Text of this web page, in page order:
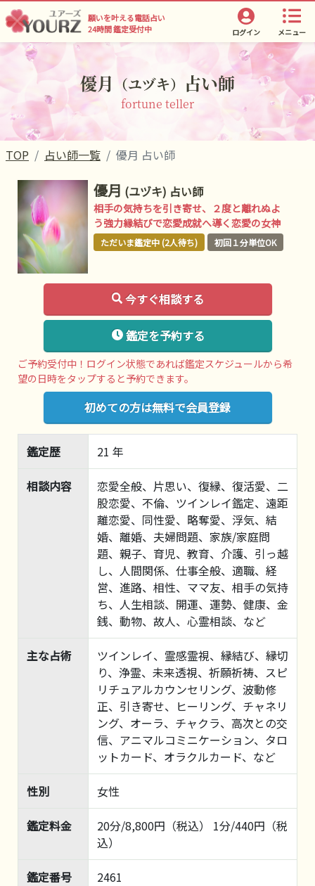
メニュー
願いを叶える電話占い
24時間 鑑定受付中
ログイン
優月 （ユヅキ） 占い師
fortune teller
TOP 占い師一覧 優月 占い師
優月 (ユヅキ) 占い師
相手の気持ちを引き寄せ、２度と離れぬよ
う強力縁結びで恋愛成就へ導く恋愛の女神
ただいま鑑定中 (2人待ち) 初回１分単位OK
今すぐ相談する
鑑定を予約する
ご予約受付中！ログイン状態であれば鑑定スケジュールから希
望の日時をタップすると予約できます。
初めての方は無料で会員登録
鑑定歴 21 年
相談内容
恋愛全般、片思い、復縁、復活愛、二
股恋愛、不倫、ツインレイ鑑定、遠距
離恋愛、同性愛、略奪愛、浮気、結
婚、離婚、夫婦問題、家族/家庭問
題、親子、育児、教育、介護、引っ越
し、人間関係、仕事全般、適職、経
営、進路、相性、ママ友、相手の気持
ち、人生相談、開運、運勢、健康、金
銭、動物、故人、心霊相談、など
主な占術
ツインレイ、霊感霊視、縁結び、縁切
り、浄霊、未来透視、祈願祈祷、スピ
リチュアルカウンセリング、波動修
正、引き寄せ、ヒーリング、チャネリ
ング、オーラ、チャクラ、高次との交
信、アニマルコミニケーション、タロ
ットカード、オラクルカード、など
性別 女性
鑑定料金
20分/8,800円（税込） 1分/440円（税
込）
鑑定番号 2461